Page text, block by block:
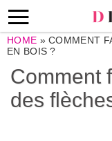
HOME »COMMENT
EN BOIS ?
Comment
des